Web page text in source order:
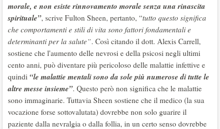
morale, e non esiste rinnovamento morale senza una rinascita
spirituale”, scrive Fulton Sheen, pertanto, “tutto questo significa
che comportamenti e stili di vita sono fattori fondamentali e
determinanti per la salute”. Così citando il dott. Alexis Carrell,
sostiene che l'aumento delle nevrosi e della psicosi negli ultimi
cento anni, può diventare più pericoloso delle malattie infettive e
quindi “le malattie mentali sono da sole più numerose di tutte le
altre messe insieme”. Questo però non significa che le malattie
sono immaginarie. Tuttavia Sheen sostiene che il medico (la sua
vocazione forse sottovalutata) dovrebbe non solo guarire il
paziente dalla nevralgia o dalla follia, in un certo senso dovrebbe